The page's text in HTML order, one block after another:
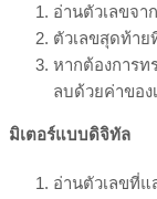
อ่านตัวเลขจา
ตัวเลขสุดท้า
หากต้องการ
ลบด้วยค่าของ
มิเตอร์แบบดิจิทัล
อ่านตัวเลขที่